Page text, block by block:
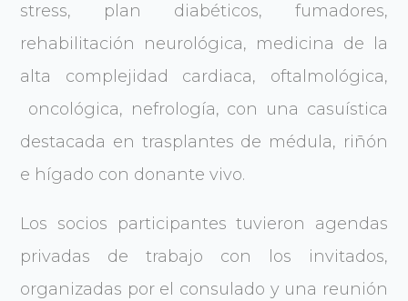
stress, plan diabéticos, fumadores,
rehabilitación neurológica, medicina de la
alta complejidad cardiaca, oftalmológica,
oncológica, nefrología, con una casuística
destacada en trasplantes de médula, riñón
e hígado con donante vivo.
Los socios participantes tuvieron agendas
privadas de trabajo con los invitados,
organizadas por el consulado y una reunión